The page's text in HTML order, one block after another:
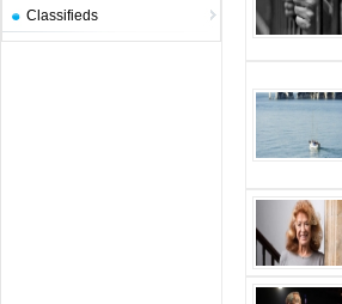
Classifieds